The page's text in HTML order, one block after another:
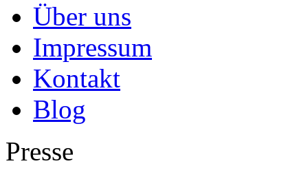
Über uns
Impressum
Kontakt
Blog
Presse